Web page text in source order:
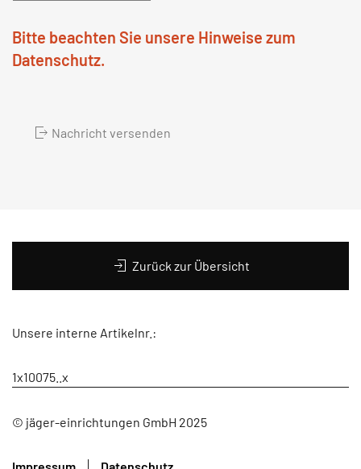
Bitte beachten Sie unsere Hinweise zum
Datenschutz.
Nachricht versenden
Zurück zur Übersicht
Unsere interne Artikelnr.:
1x10075..x
© jäger-einrichtungen GmbH 2025
Impressum Datenschutz